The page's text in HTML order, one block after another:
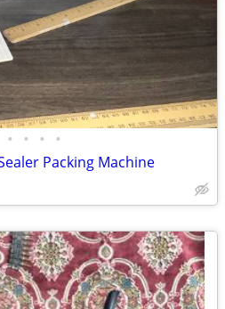
• • • •
Packing Machine